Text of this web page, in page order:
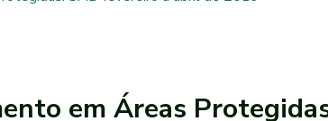
em Áreas